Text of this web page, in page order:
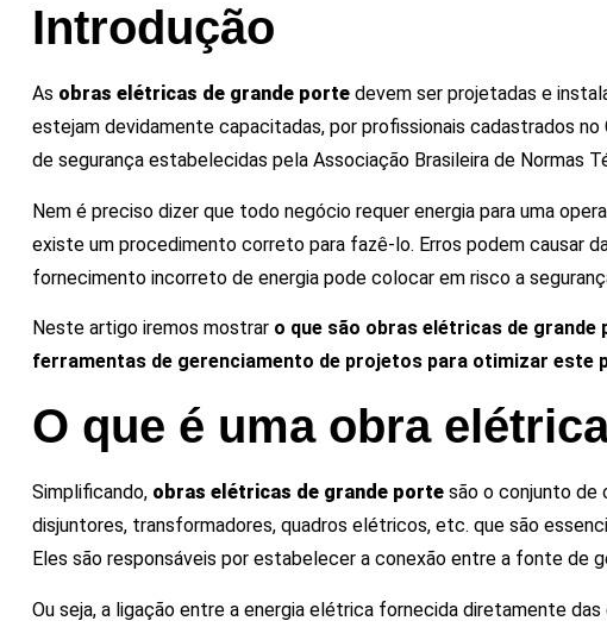
Introdução
As obras elétricas de grande porte devem ser projetadas e
estejam devidamente capacitadas, por profissionais cadastrados
de segurança estabelecidas pela Associação Brasileira de Normas
Nem é preciso dizer que todo negócio requer energia para uma
existe um procedimento correto para fazê-lo. Erros podem causar
fornecimento incorreto de energia pode colocar em risco a
Neste artigo iremos mostrar o que são obras elétricas de
ferramentas de gerenciamento de projetos para otimizar este
O que é uma obra
Simplificando, obras elétricas de grande porte são o conjunto de
disjuntores, transformadores, quadros elétricos, etc. que são
Eles são responsáveis por estabelecer a conexão entre a fonte de
Ou seja, a ligação entre a energia elétrica fornecida diretamente